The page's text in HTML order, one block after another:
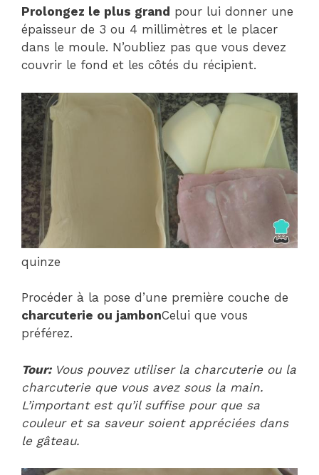
Prolongez le plus grand pour lui donner une
épaisseur de 3 ou 4 millimètres et le placer
dans le moule. N’oubliez pas que vous devez
couvrir le fond et les côtés du récipient.
quinze
Procéder à la pose d’une première couche de
charcuterie ou jambonCelui que vous
préférez.
Tour:Vous pouvez utiliser la charcuterie ou la
charcuterie que vous avez sous la main.
L’important est qu’il suffise pour que sa
couleur et sa saveur soient appréciées dans
le gâteau.